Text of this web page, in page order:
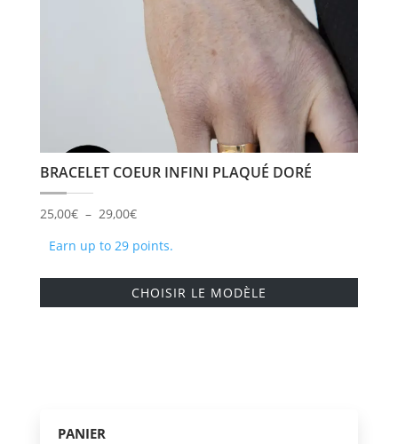
BRACELET COEUR INFINI PLAQUÉ DORÉ
25,00€ – 29,00€Plage
25,00€
à
Earn up to 29 points.
CHOISIR LE MODÈLE
Ce
PANIER